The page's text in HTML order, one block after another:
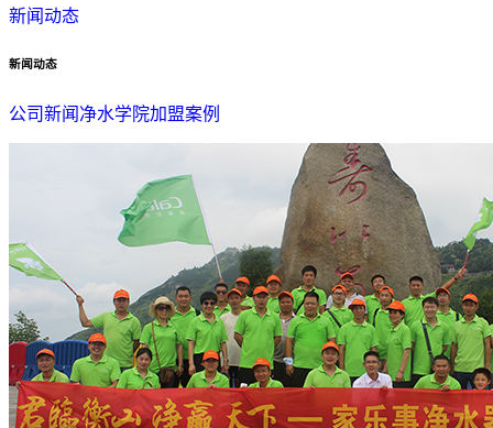
新闻动态
新闻动态
公司新闻 净水学院加盟案例